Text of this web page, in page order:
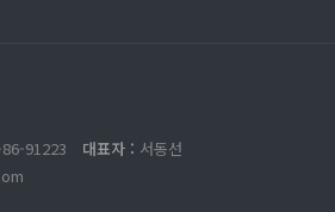
91223 대표자 : 서동선